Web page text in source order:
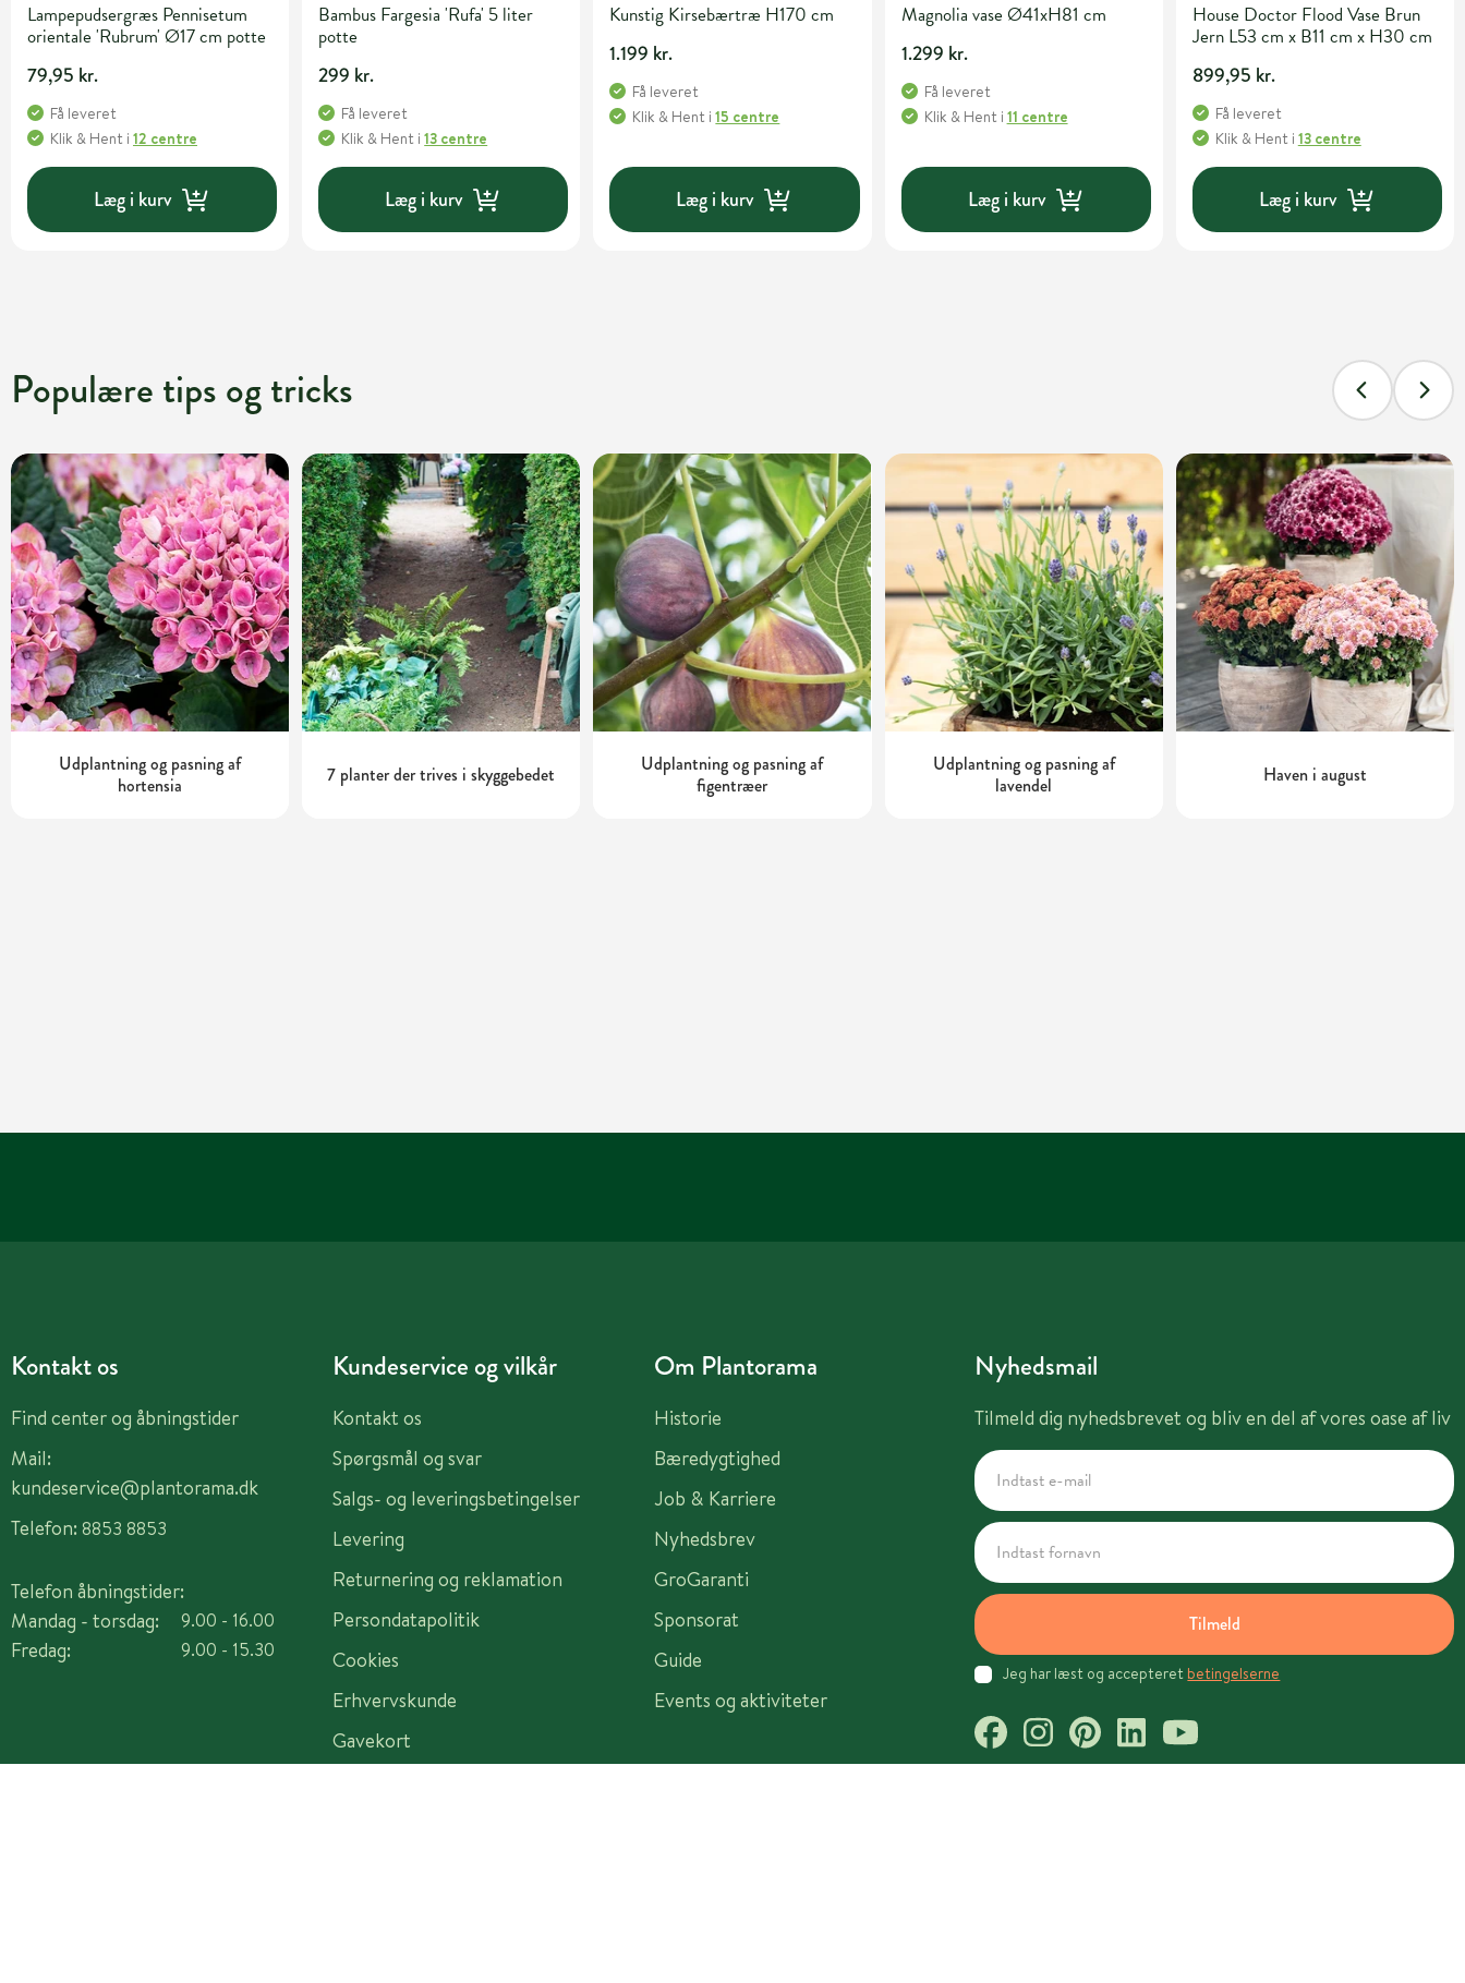
Lampepudsergræs Pennisetum
orientale 'Rubrum' Ø17 cm potte
79,95 kr.
Få leveret
Klik & Hent i 12 centre
Læg i kurv
Bambus Fargesia 'Rufa' 5 liter
potte
299 kr.
Få leveret
Klik & Hent i13 centre
Læg i kurv
Kunstig Kirsebærtræ H170 cm
1.199 kr.
Få leveret
Klik & Hent i15 centre
Læg i kurv
Magnolia vase Ø41xH81 cm
1.299 kr.
Få leveret
Klik & Hent i 11 centre
Læg i kurv
House Doctor Flood Vase Brun
Jern L53 cm x B11 cm x H30 cm
899,95 kr.
Få leveret
Klik & Hent i 13 centre
Læg i kurv
Populære tips og tricks
Udplantning og pasning af
hortensia
7 planter der trives i skyggebedet
Udplantning og pasning af
figentræer
Udplantning og pasning af
lavendel
Haven i august
Kontakt os
Find center og åbningstider
Mail:
kundeservice@plantorama.dk
Telefon: 8853 8853
Telefon åbningstider:
Mandag - torsdag:
Fredag:
9.00 - 16.00
9.00 - 15.30
Kundeservice og vilkår
Kontakt os
Spørgsmål og svar
Salgs- og leveringsbetingelser
Levering
Returnering og reklamation
Persondatapolitik
Cookies
Erhvervskunde
Gavekort
Om Plantorama
Historie
Bæredygtighed
Job & Karriere
Nyhedsbrev
GroGaranti
Sponsorat
Guide
Events og aktiviteter
Nyhedsmail
Tilmeld dig nyhedsbrevet og bliv en del af vores oase af liv
Tilmeld
Jeg har læst og accepteret betingelserne